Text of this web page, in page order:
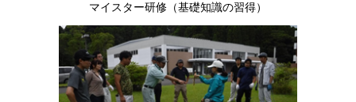
マイスター研修（基礎知識の習得）